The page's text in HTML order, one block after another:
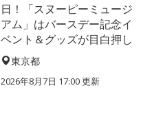
日！「スヌーピーミュージ
アム」はバースデー記念イ
ベント＆グッズが目白押し
東京都
2026年8月7日 17:00更新